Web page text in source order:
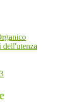
dell'utenza